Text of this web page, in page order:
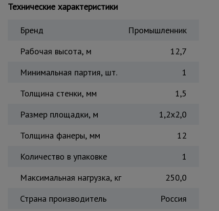
Металл и
металлообработка
Технические характеристики
Бренд
Промышленник
Рабочая высота, м
12,7
Минимальная партия, шт.
1
Толщина стенки, мм
1,5
Размер площадки, м
1,2x2,0
Толщина фанеры, мм
12
Количество в упаковке
1
Максимальная нагрузка, кг
250,0
Страна производитель
Россия